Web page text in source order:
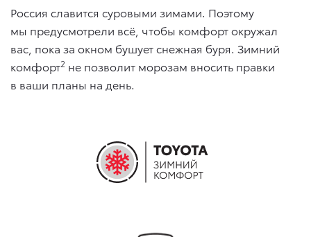
Россия славится суровыми зимами. Поэтому
мы предусмотрели всё, чтобы комфорт окружал
вас, пока за окном бушует снежная буря. Зимний
комфорт2 не позволит морозам вносить правки
в ваши планы на день.